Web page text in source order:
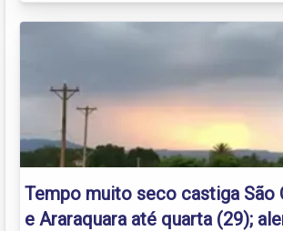
Tempo muito seco castiga São
e Araraquara até quarta (29);